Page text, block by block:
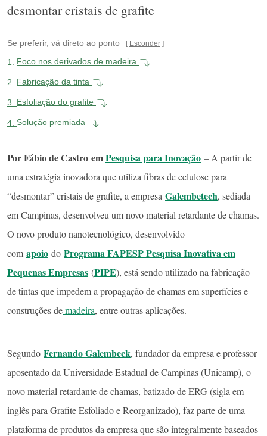
desmontar cristais de grafite
Se preferir, vá direto ao ponto Esconder
1. Foco nos derivados de madeira
2. Fabricação da tinta
3. Esfoliação do grafite
4. Solução premiada
PorFábio de Castro emPesquisa para Inovação – A partir de
uma estratégia inovadora que utiliza fibras de celulose para
“desmontar” cristais de grafite, a empresa Galembetech, sediada
em Campinas, desenvolveu um novo material retardante de chamas.
O novo produto nanotecnológico, desenvolvido
com apoio do Programa FAPESP Pesquisa Inovativa em
Pequenas Empresas (PIPE), está sendo utilizado na fabricação
de tintas que impedem a propagação de chamas em superfícies e
construções demadeira, entre outras aplicações.
Segundo Fernando Galembeck, fundador da empresa e professor
aposentado da Universidade Estadual de Campinas (Unicamp), o
novo material retardante de chamas, batizado de ERG (sigla em
inglês para Grafite Esfoliado e Reorganizado), faz parte de uma
plataforma de produtos da empresa que são integralmente baseados